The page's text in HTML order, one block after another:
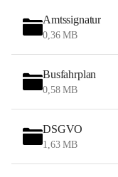
Stössing zählt noch
zum
„ihre Wiener“. Seit
Wochenendhäuser
waldreichen
Das Wandern ist aus
Tätigkeit. Das
Wiesen, Wälder
Amtssignatur
0,36 MB
Busfahrplan
0,58 MB
DSGVO
1,63 MB